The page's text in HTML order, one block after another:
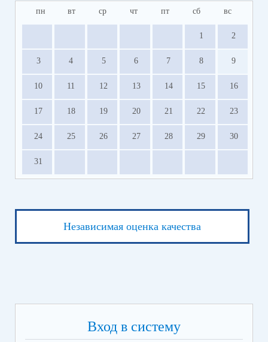
пн вт ср чт пт сб вс
1 2
3 4 5 6 7 8 9
10 11 12 13 14 15 16
17 18 19 20 21 22 23
24 25 26 27 28 29 30
31
Независимая оценка качества
Вход в систему